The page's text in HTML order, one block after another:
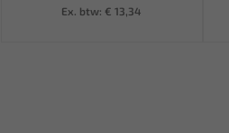
Ex. btw: € 13,34